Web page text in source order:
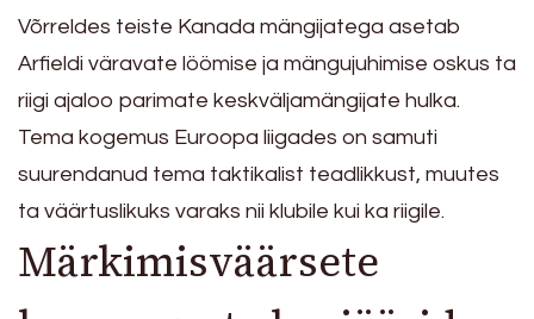
Võrreldes teiste Kanada mängijatega asetab
Arfieldi väravate löömise ja mängujuhimise oskus ta
riigi ajaloo parimate keskväljamängijate hulka.
Tema kogemus Euroopa liigades on samuti
suurendanud tema taktikalist teadlikkust, muutes
ta väärtuslikuks varaks nii klubile kui ka riigile.
Märkimisväärsete